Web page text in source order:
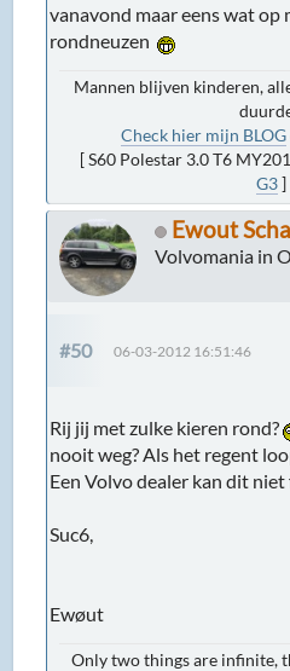
vanavond maar eens wat op
rondneuzen
Mannen blijven kinderen,
Check hier mijn BLOG
[ S60 Polestar 3.0 T6
G3]
Ewout
Volvomania in
#50 06-03-2012 16:51:46
Rij jij met zulke kieren rond?
nooit weg? Als het regent
Een Volvo dealer kan dit
Suc6,
Ewøut
Only two things are infinite,